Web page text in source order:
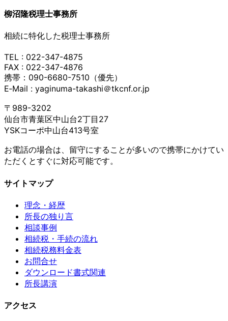
柳沼隆税理士事務所
相続に特化した税理士事務所
TEL : 022-347-4875
FAX : 022-347-4876
携帯：090-6680-7510（優先）
E‐Mail : yaginuma-takashi＠tkcnf.or.jp
〒989-3202
仙台市青葉区中山台2丁目27
YSKコーポ中山台413号室
お電話の場合は、留守にすることが多いので携帯にかけてい
ただくとすぐに対応可能です。
サイトマップ
理念・経歴
所長の独り言
相談事例
相続税・手続の流れ
相続税務料金表
お問合せ
ダウンロード書式関連
所長講演
アクセス